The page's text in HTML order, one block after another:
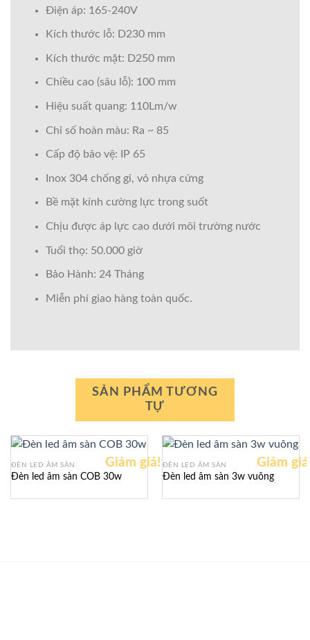
Điện áp: 165-240V
Kích thước lỗ: D230 mm
Kích thước mặt: D250 mm
Chiều cao (sâu lỗ): 100 mm
Hiệu suất quang: 110Lm/w
Chỉ số hoàn màu: Ra ~ 85
Cấp độ bảo vệ: IP 65
Inox 304 chống gỉ, vỏ nhựa cứng
Bề mặt kính cường lực trong suốt
Chịu được áp lực cao dưới môi trường nước
Tuổi thọ: 50.000 giờ
Bảo Hành: 24 Tháng
Miễn phí giao hàng toàn quốc.
SẢN PHẨM TƯƠNG
TỰ
Giảm giá!
ĐÈN LED ÂM SÀN
Đèn led âm sàn COB 30w
Giảm
ĐÈN LED ÂM SÀN
Đèn led âm sàn 3w vuông